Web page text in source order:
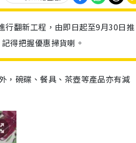
行翻新工程，由即日起至9月30日推
得把握優惠掃貨喇。
，碗碟、餐具、茶壺等產品亦有減